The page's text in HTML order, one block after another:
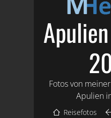
Fotos von
Apulien
Reisefotos